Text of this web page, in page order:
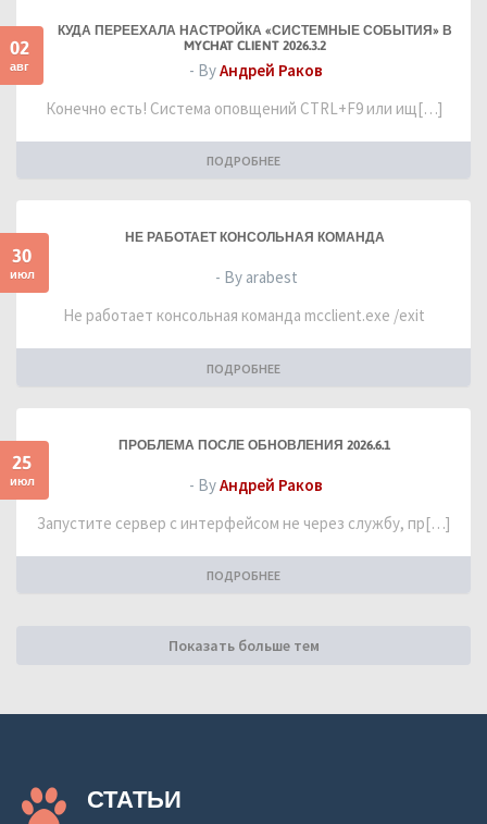
02
авг
КУДА ПЕРЕЕХАЛА НАСТРОЙКА «СИСТЕМНЫЕ СОБЫТИЯ» В
MYCHAT CLIENT 2026.3.2
- ByАндрей Раков
Конечно есть! Система оповщений CTRL+F9 или ищ[…]
ПОДРОБНЕЕ
30
июл
НЕ РАБОТАЕТ КОНСОЛЬНАЯ КОМАНДА
- By arabest
Не работает консольная команда mcclient.exe /exit
ПОДРОБНЕЕ
25
июл
ПРОБЛЕМА ПОСЛЕ ОБНОВЛЕНИЯ 2026.6.1
- ByАндрей Раков
Запустите сервер с интерфейсом не через службу, пр[…]
ПОДРОБНЕЕ
Показать больше тем
СТАТЬИ